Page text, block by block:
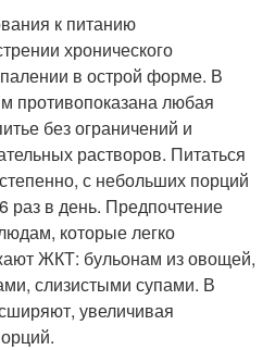
к питанию
хронического
в острой форме. В
противопоказана любая
без ограничений и
растворов. Питаться
с небольших порций
в день. Предпочтение
которые легко
ЖКТ: бульонам из овощей,
слизистыми супами. В
увеличивая